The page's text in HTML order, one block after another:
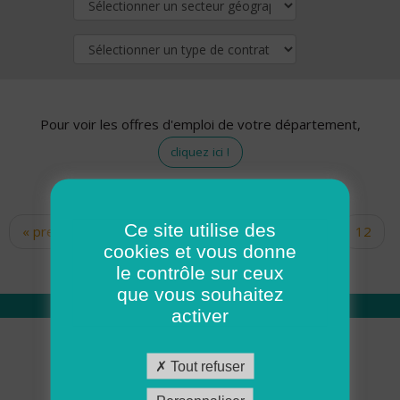
Pour voir les offres d'emploi de votre département,
cliquez ici !
Pages
« premier ‹ précédent … 10
12
14 15 16 17
Qui sommes nous
Académie ADMR
Ce site utilise des
cookies et vous donne
le contrôle sur ceux
que vous souhaitez
activer
Tout refuser